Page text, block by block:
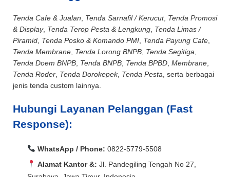
Tenda Cafe & Jualan Tenda Sarnafil / Kerucut, Tenda Promosi
& Display, Tenda Terop Pesta & Lengkung Tenda Limas /
Piramid Tenda Posko & Komando PMI Tenda Payung Cafe
Tenda Membrane Tenda Lorong BNPB Tenda Segitiga
Tenda Doem BNPB Tenda BNPB Tenda BPBD Membrane
Tenda Roder Tenda Dorokepek, Tenda Pesta , serta berbagai
jenis tenda custom lainnya.
Hubungi Layanan Pelanggan (Fast
Response):
WhatsApp / Phone: 0822-5779-5508
Alamat Kantor &: Jl. Pandegiling Tengah No 27,